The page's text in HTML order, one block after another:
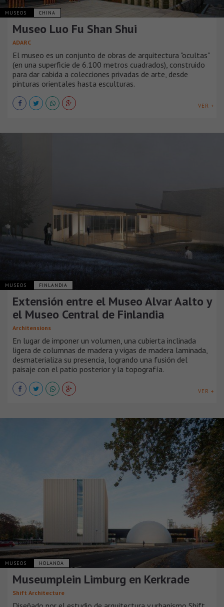
MUSEOS CHINA
Museo Luo Fu Shan Shui
ADARC
El museo es un conjunto de obras de arquitectura "ocultas"
(en una superficie de 6.100 metros cuadrados), construido
para dar cabida a colecciones privadas de arte, desde
pinturas orientales hasta esculturas.
VER +
MUSEOS FINLANDIA
Extensión entre el Museo Alvar Aalto y
el Museo Central de Finlandia
Architensions
En lugar de imponer un volumen, una cubierta inclinada
ligera de columnas de madera y vigas de madera laminada,
desmaterializa su presencia, logrando una fusión del
paisaje con el patio posterior y la topografía.
VER +
MUSEOS HOLANDA
Museumplein Limburg en Kerkrade
Shift Architecture